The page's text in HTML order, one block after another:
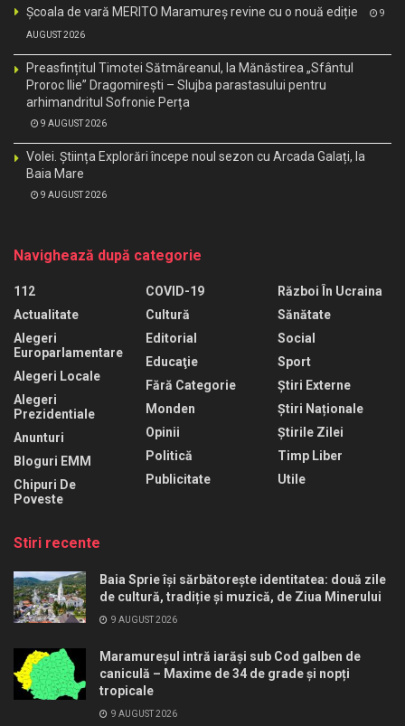
Școala de vară MERITO Maramureș revine cu o nouă ediție 9
AUGUST 2026
Preasfințitul Timotei Sătmăreanul, la Mănăstirea „Sfântul
Proroc Ilie” Dragomirești – Slujba parastasului pentru
arhimandritul Sofronie Perța
9 AUGUST 2026
Volei. Știința Explorări începe noul sezon cu Arcada Galați, la
Baia Mare
9 AUGUST 2026
Navighează după categorie
112
Actualitate
Alegeri
Europarlamentare
Alegeri Locale
Alegeri
Prezidentiale
Anunturi
Bloguri EMM
Chipuri De
Poveste
COVID-19
Cultură
Editorial
Educaţie
Fără Categorie
Monden
Opinii
Politică
Publicitate
Război În Ucraina
Sănătate
Social
Sport
Știri Externe
Știri Naționale
Știrile Zilei
Timp Liber
Utile
Stiri recente
Baia Sprie își sărbătorește identitatea: două zile
de cultură, tradiție și muzică, de Ziua Minerului
9 AUGUST 2026
Maramureșul intră iarăși sub Cod galben de
caniculă – Maxime de 34 de grade și nopți
tropicale
9 AUGUST 2026